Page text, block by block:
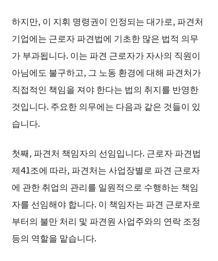
하지만, 이 지휘 명령권이 인정되는 대가로, 파견처
기업에는 근로자 파견법에 기초한 많은 법적 의무
가 부과됩니다. 이는 파견 근로자가 자사의 직원이
아님에도 불구하고, 그 노동 환경에 대해 파견처가
직접적인 책임을 져야 한다는 법의 취지를 반영한
것입니다. 주요한 의무에는 다음과 같은 것들이 있
습니다.
첫째, 파견처 책임자의 선임입니다. 근로자 파견법
제41조에 따라, 파견처는 사업장별로 파견 근로자
에 관한 취업의 관리를 일원적으로 수행하는 책임
자를 선임해야 합니다. 이 책임자는 파견 근로자로
부터의 불만 처리 및 파견원 사업주와의 연락 조정
등의 역할을 맡습니다.